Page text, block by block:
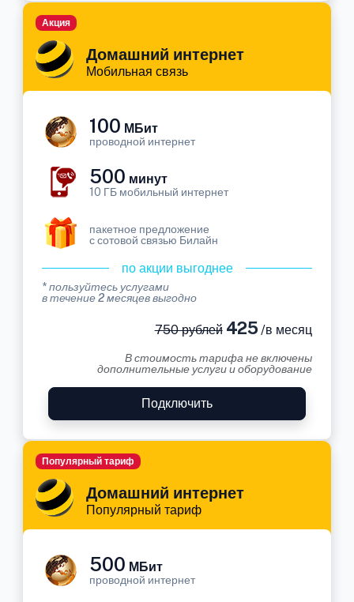
Домашний интернет
Мобильная связь
Акция
100 МБит
проводной интернет
500 минут
10 ГБ мобильный интернет
пакетное предложение
с сотовой связью Билайн
по акции выгоднее
* пользуйтесь услугами
в течение 2 месяцев выгодно
750 рублей425 /в месяц
В стоимость тарифа не включены
дополнительные услуги и оборудование
Подключить
Домашний интернет
Популярный тариф
Популярный тариф
500 МБит
проводной интернет